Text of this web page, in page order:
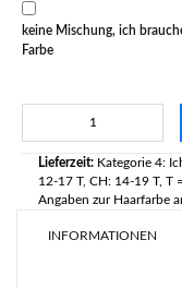
keine Mischung, ich
Farbe
Lieferzeit: Kategorie 4:
12-17 T, CH: 14-19 T, T
Angaben zur Haarfarbe
INFORMATIONEN